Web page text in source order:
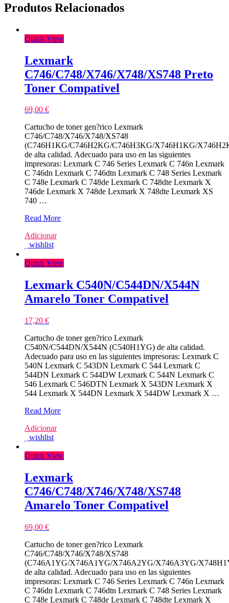
Produtos Relacionados
Quick View
Lexmark
C746/C748/X746/X748/XS748 Preto
Toner Compativel
69,00 €
Cartucho de toner gen?rico Lexmark
C746/C748/X746/X748/XS748
(C746H1KG/C746H2KG/C746H3KG/X746H1KG/
de alta calidad. Adecuado para uso en las siguientes
impresoras: Lexmark C 746 Series Lexmark C 746n Lexmark
C 746dn Lexmark C 746dtn Lexmark C 748 Series Lexmark
C 748e Lexmark C 748de Lexmark C 748dte Lexmark X
746de Lexmark X 748de Lexmark X 748dte Lexmark XS
740 …
Lexmark
Preto
Toner
Read More
Adicionar
wishlist
Quick View
Lexmark C540N/C544DN/X544N
Amarelo Toner Compativel
17,20 €
Cartucho de toner gen?rico Lexmark
C540N/C544DN/X544N (C540H1YG) de alta calidad.
Adecuado para uso en las siguientes impresoras: Lexmark C
540N Lexmark C 543DN Lexmark C 544 Lexmark C
544DN Lexmark C 544DW Lexmark C 544N Lexmark C
546 Lexmark C 546DTN Lexmark X 543DN Lexmark X
544 Lexmark X 544DN Lexmark X 544DW Lexmark X …
Lexmark
Amarelo
Toner
Read More
Adicionar
wishlist
Quick View
Lexmark
C746/C748/X746/X748/XS748
Amarelo Toner Compativel
69,00 €
Cartucho de toner gen?rico Lexmark
C746/C748/X746/X748/XS748
(C746A1YG/X746A1YG/X746A2YG/X746A3YG/
de alta calidad. Adecuado para uso en las siguientes
impresoras: Lexmark C 746 Series Lexmark C 746n Lexmark
C 746dn Lexmark C 746dtn Lexmark C 748 Series Lexmark
C 748e Lexmark C 748de Lexmark C 748dte Lexmark X